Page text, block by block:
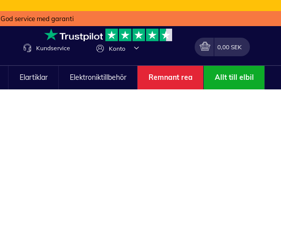
God service med garanti
Konto Förändra
Min kundvagn
0,00 SEK
Kundservice
Elartiklar Elektroniktillbehör Remnant rea Allt till elbil